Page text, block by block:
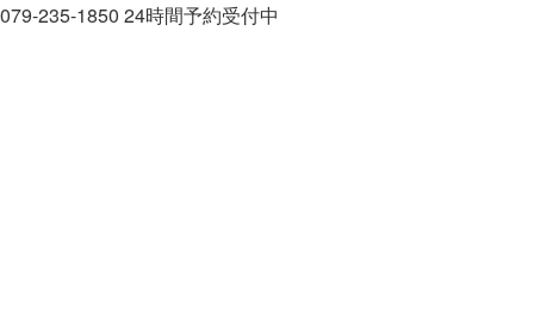
079-235-1850 24時間予約受付中